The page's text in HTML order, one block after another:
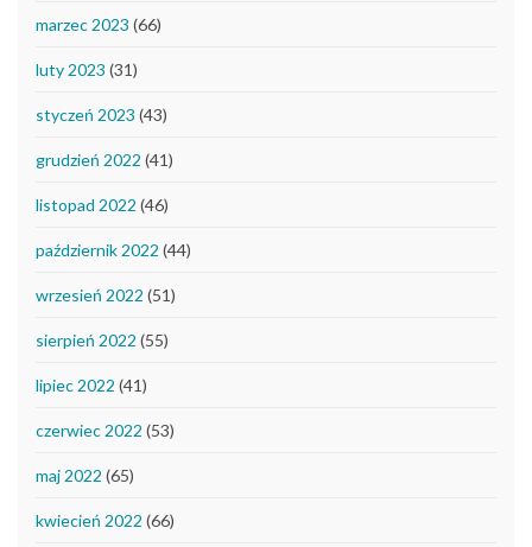
marzec 2023 (66)
luty 2023 (31)
styczeń 2023 (43)
grudzień 2022 (41)
listopad 2022 (46)
październik 2022 (44)
wrzesień 2022 (51)
sierpień 2022 (55)
lipiec 2022 (41)
czerwiec 2022 (53)
maj 2022 (65)
kwiecień 2022 (66)